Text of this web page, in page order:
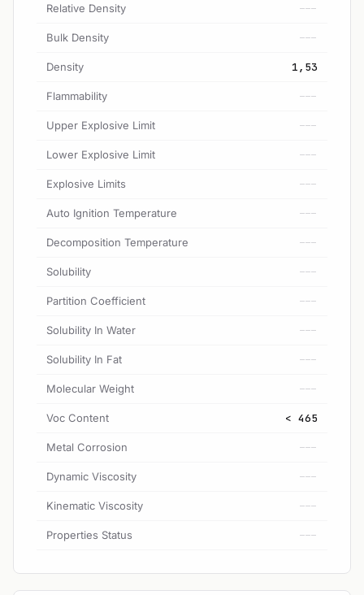
Relative Density ---
Bulk Density ---
Density 1,53
Flammability ---
Upper Explosive Limit ---
Lower Explosive Limit ---
Explosive Limits ---
Auto Ignition Temperature ---
Decomposition Temperature ---
Solubility ---
Partition Coefficient ---
Solubility In Water ---
Solubility In Fat ---
Molecular Weight ---
Voc Content < 465
Metal Corrosion ---
Dynamic Viscosity ---
Kinematic Viscosity ---
Properties Status ---